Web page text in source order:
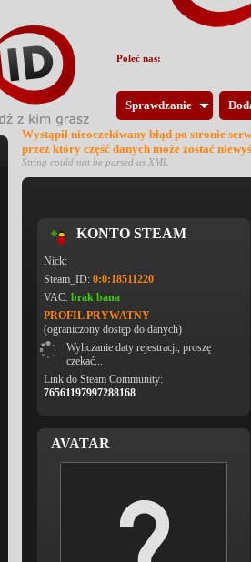
Sprawdzanie
Wystąpił nieoczekiwany błąd po stronie
przez który część danych może zostać
String could not be parsed as XML
KONTO STEAM
Nick:
Steam_ID: 0:0:18511220
VAC: brak bana
PROFIL PRYWATNY
(ograniczony dostęp do danych)
Wyliczanie daty rejestracji, proszę
czekać...
Link do Steam Community:
76561197997288168
AVATAR
Poleć nas: